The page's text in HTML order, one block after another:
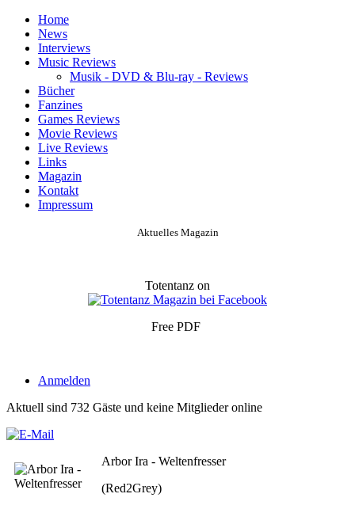
Home
News
Interviews
Music Reviews
Musik - DVD & Blu-ray - Reviews
Bücher
Fanzines
Games Reviews
Movie Reviews
Live Reviews
Links
Magazin
Kontakt
Impressum
Aktuelles Magazin
Totentanz on
Free PDF
Anmelden
Aktuell sind 732 Gäste und keine Mitglieder online
Arbor Ira - Weltenfresser
(Red2Grey)